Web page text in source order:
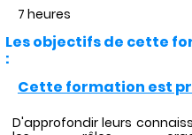
7 heures
Les objectifs de cette
:
Cette formation est
D'approfondir leurs